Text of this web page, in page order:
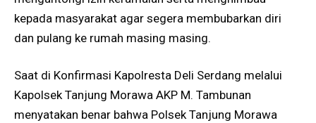
kepada masyarakat agar segera membubarkan diri
dan pulang ke rumah masing masing.
Saat di Konfirmasi Kapolresta Deli Serdang melalui
Kapolsek Tanjung Morawa AKP M. Tambunan
menyatakan benar bahwa Polsek Tanjung Morawa